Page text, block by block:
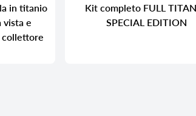
in titanio
vista e
collettore
Kit completo FULL
SPECIAL EDITION